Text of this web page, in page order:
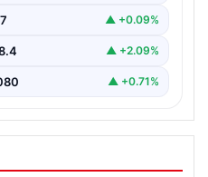
▲ +0.09%
▲ +2.09%
▲ +0.71%